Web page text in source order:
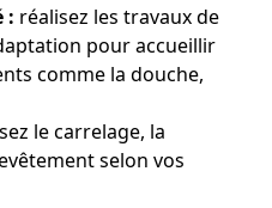
: réalisez les travaux de
pour accueillir
comme la douche,
le carrelage, la
selon vos